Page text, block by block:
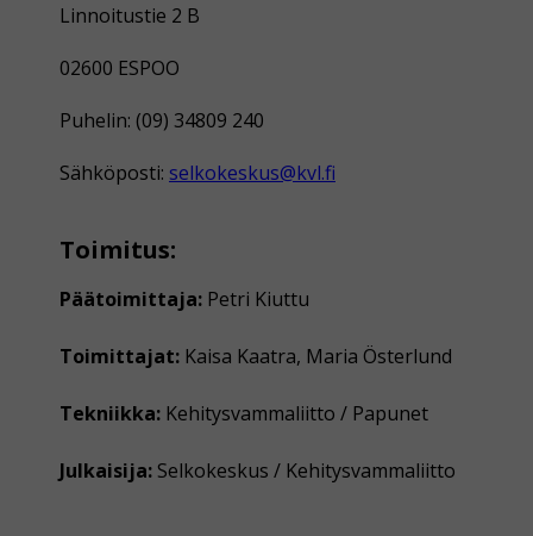
Linnoitustie 2 B
02600 ESPOO
Puhelin: (09) 34809 240
Sähköposti: selkokeskus@kvl.fi
Toimitus:
Päätoimittaja: Petri Kiuttu
Toimittajat: Kaisa Kaatra, Maria Österlund
Tekniikka: Kehitysvammaliitto / Papunet
Julkaisija: Selkokeskus / Kehitysvammaliitto